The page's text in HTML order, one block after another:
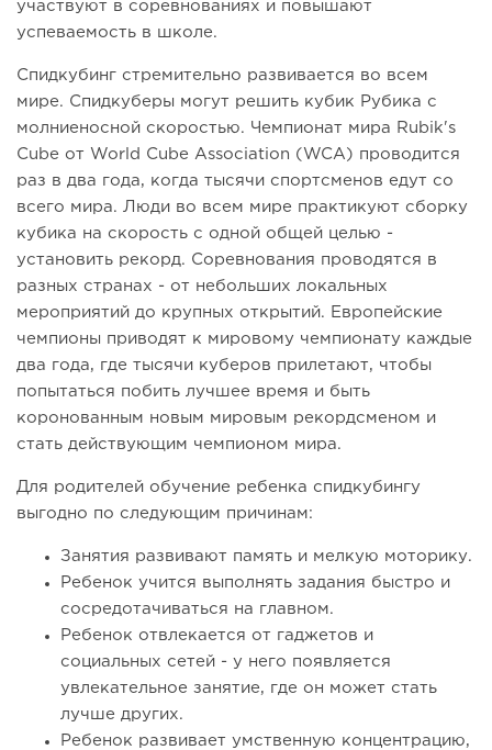
участвуют в соревнованиях и повышают
успеваемость в школе.
Спидкубинг стремительно развивается во всем
мире. Спидкуберы могут решить кубик Рубика с
молниеносной скоростью. Чемпионат мира Rubik's
Cube от World Cube Association (WCA) проводится
раз в два года, когда тысячи спортсменов едут со
всего мира. Люди во всем мире практикуют сборку
кубика на скорость с одной общей целью -
установить рекорд. Соревнования проводятся в
разных странах - от небольших локальных
мероприятий до крупных открытий. Европейские
чемпионы приводят к мировому чемпионату каждые
два года, где тысячи куберов прилетают, чтобы
попытаться побить лучшее время и быть
коронованным новым мировым рекордсменом и
стать действующим чемпионом мира.
Для родителей обучение ребенка спидкубингу
выгодно по следующим причинам:
Занятия развивают память и мелкую моторику.
Ребенок учится выполнять задания быстро и
сосредотачиваться на главном.
Ребенок отвлекается от гаджетов и
социальных сетей - у него появляется
увлекательное занятие, где он может стать
лучше других.
Ребенок развивает умственную концентрацию,